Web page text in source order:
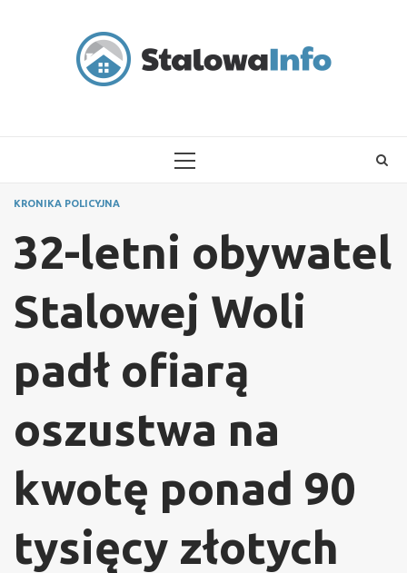
PRIMARY
KRONIKA POLICYJNA
32-letni obywatel
Stalowej Woli
padł ofiarą
oszustwa na
kwotę ponad 90
tysięcy złotych